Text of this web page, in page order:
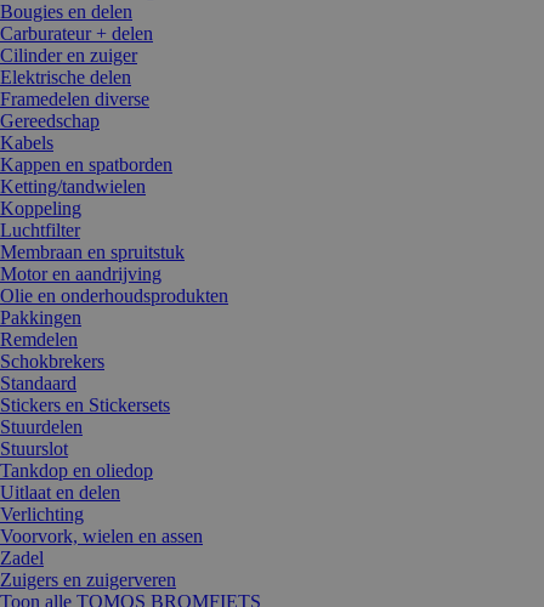
Bougies en delen
Carburateur + delen
Cilinder en zuiger
Elektrische delen
Framedelen diverse
Gereedschap
Kabels
Kappen en spatborden
Ketting/tandwielen
Koppeling
Luchtfilter
Membraan en spruitstuk
Motor en aandrijving
Olie en onderhoudsprodukten
Pakkingen
Remdelen
Schokbrekers
Standaard
Stickers en Stickersets
Stuurdelen
Stuurslot
Tankdop en oliedop
Uitlaat en delen
Verlichting
Voorvork, wielen en assen
Zadel
Zuigers en zuigerveren
Toon alle TOMOS BROMFIETS